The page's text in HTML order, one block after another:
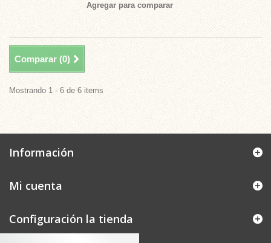
Agregar para comparar
Comparar (0)
Mostrando 1 - 6 de 6 items
Información
Mi cuenta
Configuración la tienda